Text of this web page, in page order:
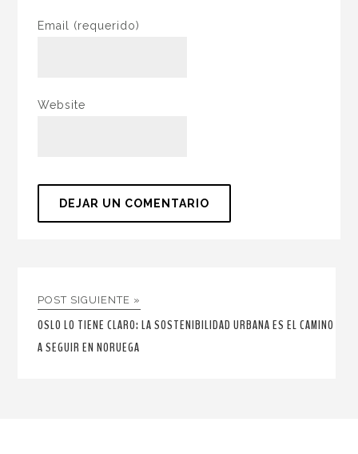
Email (requerido)
Website
POST SIGUIENTE »
OSLO LO TIENE CLARO: LA SOSTENIBILIDAD URBANA ES EL CAMINO
A SEGUIR EN NORUEGA